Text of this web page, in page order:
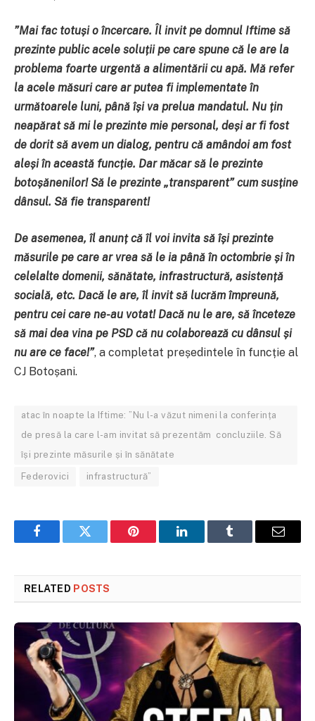
”Mai fac totuși o încercare. Îl invit pe domnul Iftime să
prezinte public acele soluții pe care spune că le are la
problema foarte urgentă a alimentării cu apă. Mă refer
la acele măsuri care ar putea fi implementate în
următoarele luni, până își va prelua mandatul. Nu țin
neapărat să mi le prezinte mie personal, deși ar fi fost
de dorit să avem un dialog, pentru că amândoi am fost
aleși în această funcție. Dar măcar să le prezinte
botoșănenilor! Să le prezinte „transparent” cum susține
dânsul. Să fie transparent!
De asemenea, îl anunț că îl voi invita să își prezinte
măsurile pe care ar vrea să le ia până în octombrie și în
celelalte domenii, sănătate, infrastructură, asistență
socială, etc. Dacă le are, îl invit să lucrăm împreună,
pentru cei care ne-au votat! Dacă nu le are, să înceteze
să mai dea vina pe PSD că nu colaborează cu dânsul și
nu are ce face!”, a completat președintele în funcție al
CJ Botoșani.
atac în noapte la Iftime: ”Nu l-a văzut nimeni la conferința
de presă la care l-am invitat să prezentăm concluziile. Să
își prezinte măsurile și în sănătate
Federovici infrastructură”
FacebookTwitter Pinterest LinkedInTumblr Email
RELATED POSTS